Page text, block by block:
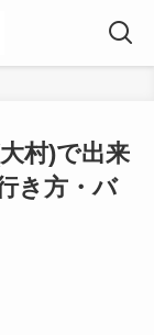
村)で出来
き方・バ